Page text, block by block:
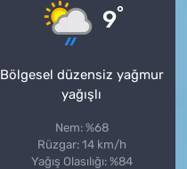
9°
Bölgesel düzensiz yağmur
yağışlı
Nem: %68
Rüzgar: 14 km/h
Yağış Olasılığı: %84